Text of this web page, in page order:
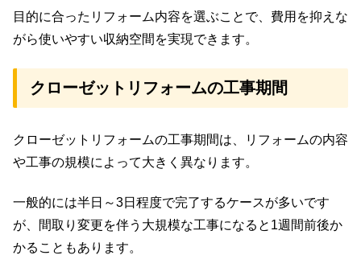
目的に合ったリフォーム内容を選ぶことで、費用を抑えな
がら使いやすい収納空間を実現できます。
クローゼットリフォームの工事期間
クローゼットリフォームの工事期間は、リフォームの内容
や工事の規模によって大きく異なります。
一般的には半日～3日程度で完了するケースが多いです
が、間取り変更を伴う大規模な工事になると1週間前後か
かることもあります。